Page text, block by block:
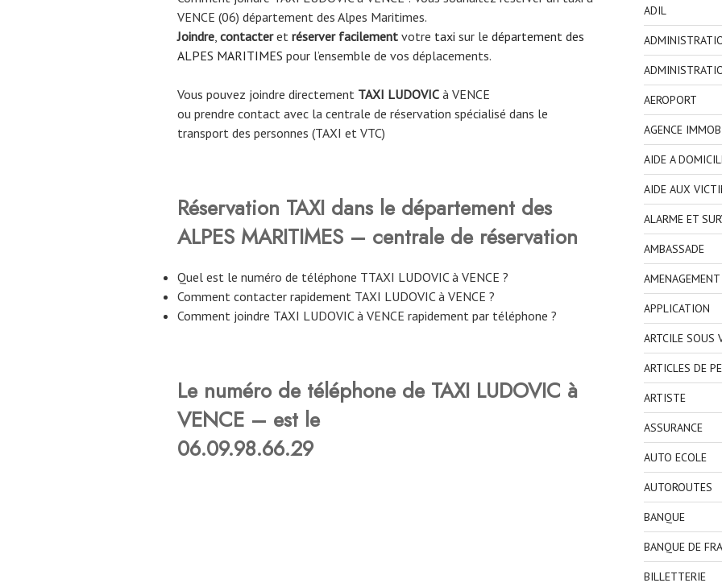
VENCE (06) département des Alpes Maritimes.
Joindre, contacteret réserver facilement votre taxi sur le département des
ALPES MARITIMES pour l’ensemble de vos déplacements.
Vous pouvez joindre directement TAXI LUDOVIC à VENCE
ou prendre contact avec la centrale de réservation spécialisé dans le
transport des personnes (TAXI et VTC)
Réservation TAXI dans le département des
ALPES MARITIMES – centrale de réservation
Quel est le numéro de téléphone TTAXI LUDOVIC à VENCE ?
Comment contacter rapidement TAXI LUDOVIC à VENCE ?
Comment joindre TAXI LUDOVIC à VENCE rapidement par téléphone ?
Le numéro de téléphone de TAXI LUDOVIC à
VENCE – est le
06.09.98.66.29
ADIL
AEROPORT
AGENCE
AIDE A
AIDE AUX
ALARME ET
AMBASSADE
APPLICATION
ARTCILE SOUS
ARTICLES DE
ARTISTE
ASSURANCE
AUTO ECOLE
AUTOROUTES
BANQUE
BANQUE DE
BILLETTERIE